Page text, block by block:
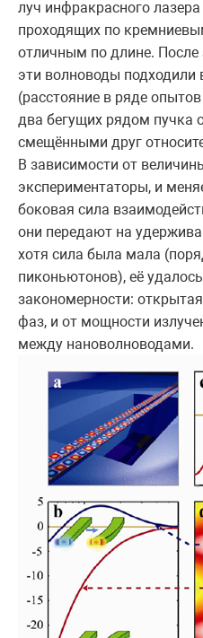
луч инфракрасного
проходящих по
отличным по длине. После
эти волноводы подходили
(расстояние в ряде
два бегущих рядом пучка
смещёнными друг
В зависимости от
экспериментаторы, и
боковая сила
они передают на
хотя сила была мала
пиконьютонов), её
закономерности:
фаз, и от мощности
между нановолноводами.